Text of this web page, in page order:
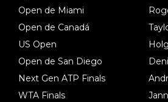
Open de Miami
Open de Canadá
US Open
Open de San Diego
Next Gen ATP Finals
WTA Finals